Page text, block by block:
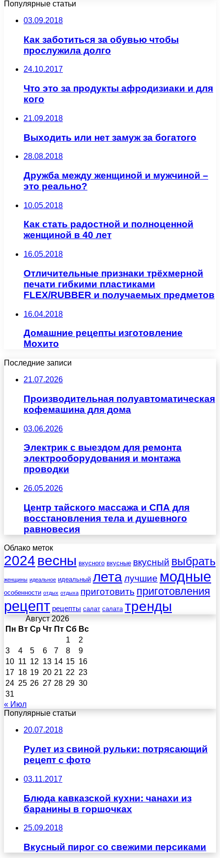
Популярные статьи
03.09.2018
Как заботиться за обувью чтобы
прослужила долго
24.10.2017
Что это за продукты афродизиаки и для
кого
21.09.2018
Выходить или нет замуж за богатого
28.08.2018
Дружба между женщиной и мужчиной –
это реально?
10.05.2018
Как стать радостной и полноценной
женщиной в 40 лет
16.05.2018
Отличительные признаки трёхмерной
печати гибкими пластиками
FLEX/RUBBER и получаемых предметов
16.04.2018
Домашние рецепты изготовление
Мохито
Последние записи
21.07.2026
Производительная полуавтоматическая
кофемашина для дома
03.06.2026
Электрик с выездом для ремонта
электрооборудования и монтажа
проводки
26.05.2026
Центр тайского массажа и СПА для
восстановления тела и душевного
равновесия
Облако меток
2024 весны вкусного вкусные вкусный выбрать
женщины идеальное идеальный леталучшие модные
особенности отдых отдыха приготовить приготовления
рецепт рецепты салат салата тренды
Август 2026
Пн Вт Ср Чт Пт Сб Вс
1
2
3
4 5 6 7 8
9
10 11 12 13 14 15 16
17 18 19 20 21 22 23
24 25 26 27 28 29 30
31
« Июл
Популярные статьи
20.07.2018
Рулет из свиной рульки: потрясающий
рецепт с фото
03.11.2017
Блюда кавказской кухни: чанахи из
баранины в горшочках
25.09.2018
Вкусный пирог со свежими персиками